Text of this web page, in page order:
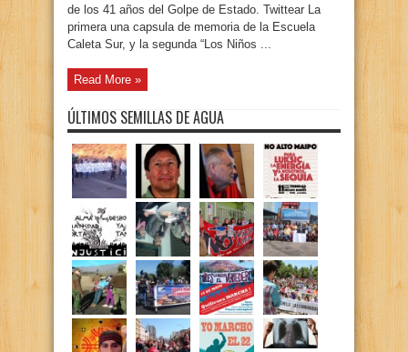
de los 41 años del Golpe de Estado. Twittear La
primera una capsula de memoria de la Escuela
Caleta Sur, y la segunda “Los Niños ...
Read More »
ÚLTIMOS SEMILLAS DE AGUA